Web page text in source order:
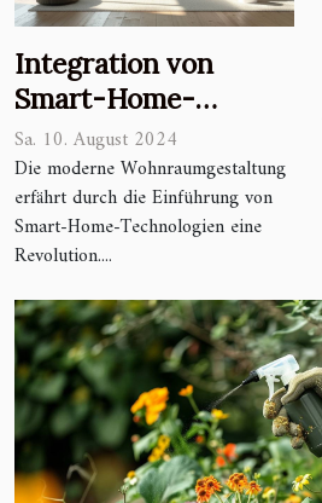
Integration von
Smart-Home-
Technologien in die
moderne
Wohnraumgestaltung
Sa. 10. August 2024
Die moderne Wohnraumgestaltung
erfährt durch die Einführung von
Smart-Home-Technologien eine
Revolution....